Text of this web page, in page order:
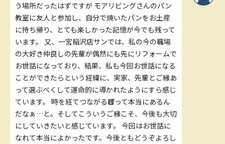
う場所だったはずですが モアリビングさんのパン
教室に友人と参加し、自分で焼いたパンをお土産
に持ち帰り、とても楽しかった記憶が今でも残って
います。 又、一宮稲沢店サンでは、私の今の職場
の大好き仲良しの先輩が偶然にも先にリフォームで
お世話になっており、結果、私も今回お世話になる
ことができたらという経緯に、実家、先輩とご縁あ
って選ぶべくして運命的に導かれたようにすら感じ
ています。 時を経てつながるこ゚縁って本当にあるん
だなぁ…と。そしてこういうご縁こそ、今後も大切
にしていきたいと感じています。 今回はお世話に
なれて本当によかったです。今後ともどうぞよろし